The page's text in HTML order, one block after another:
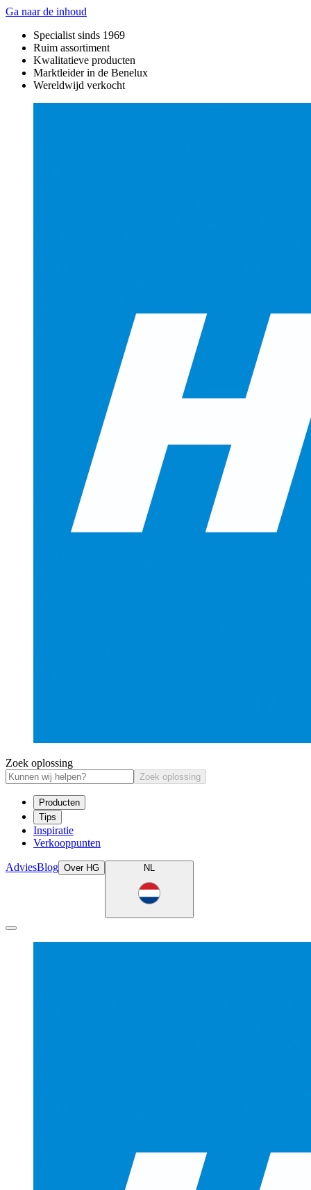
Ga naar de inhoud
Specialist sinds 1969
Ruim assortiment
Kwalitatieve producten
Marktleider in de Benelux
Wereldwijd verkocht
Zoek oplossing
Zoek oplossing
Producten
Tips
Inspiratie
Verkooppunten
AdviesBlog Over HG NL